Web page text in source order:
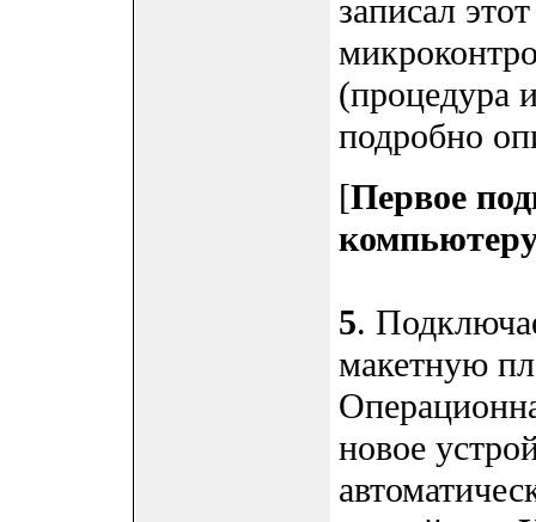
записал
(процедура
подробно
[Первое
5.
макетную
новое